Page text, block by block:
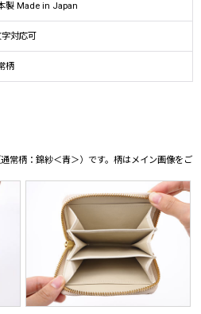
製 Made in Japan
対応可
柄
常柄：錦紗＜青＞）です。柄はメイン画像をご